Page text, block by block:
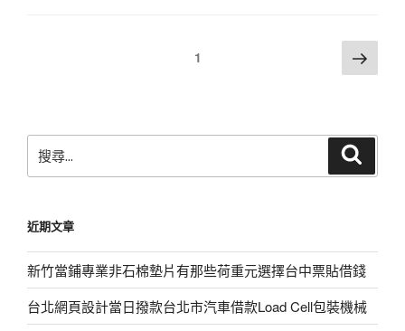
1 下
一
尋
字:
近期文章
新竹當鋪專業非石棉墊片有那些荷重元選擇台中票貼借錢
台北網頁設計當日撥款台北市汽車借款Load Cell包裝機械